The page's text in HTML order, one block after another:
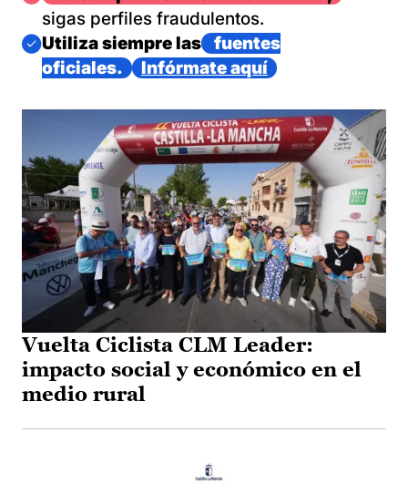
sigas perfiles fraudulentos.
Imagen
Utiliza siempre las
fuentes
oficiales.
Infórmate aquí
Vuelta Ciclista CLM Leader:
impacto social y económico en el
medio rural